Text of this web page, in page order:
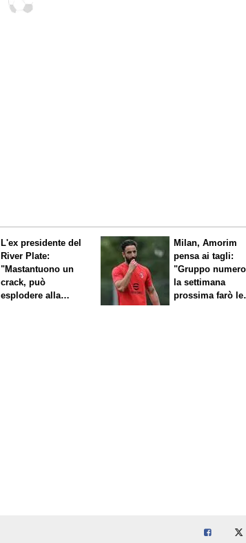
L'ex presidente del
River Plate:
"Mastantuono un
crack, può
esplodere alla
Milan, Amorim
pensa ai tagli:
"Gruppo
la settimana
prossima farò le